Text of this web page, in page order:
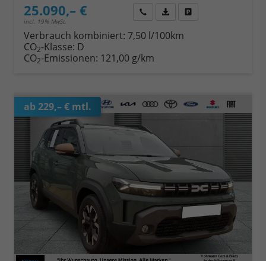
25.090,– €
incl. 19% MwSt.
Wir rufen Sie anFahrzeugexposé (PDF)
Verbrauch kombiniert: 7,50 l/100km
CO2-Klasse: D
CO2-Emissionen: 121,00 g/km
ab 229,– € mtl.